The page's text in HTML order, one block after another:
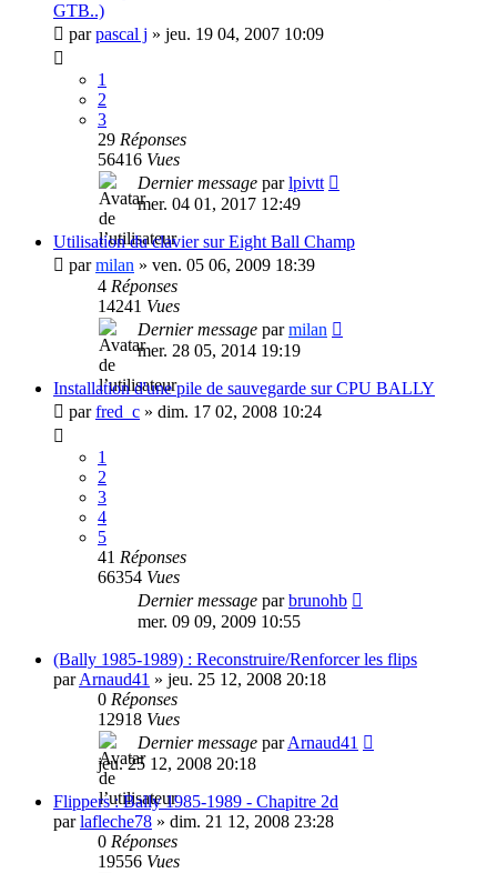
GTB..)
parpascal j » jeu. 19 04, 2007 10:09
1
2
3
29 Réponses
56416 Vues
Dernier message parlpivtt
mer. 04 01, 2017 12:49
Utilisation du clavier sur Eight Ball Champ
parmilan » ven. 05 06, 2009 18:39
4 Réponses
14241 Vues
Dernier message parmilan
mer. 28 05, 2014 19:19
Installation d'une pile de sauvegarde sur CPU BALLY
parfred_c » dim. 17 02, 2008 10:24
1
2
3
4
5
41 Réponses
66354 Vues
Dernier message parbrunohb
mer. 09 09, 2009 10:55
(Bally 1985-1989) : Reconstruire/Renforcer les flips
parArnaud41 » jeu. 25 12, 2008 20:18
0 Réponses
12918 Vues
Dernier message parArnaud41
jeu. 25 12, 2008 20:18
Flippers : Bally 1985-1989 - Chapitre 2d
parlafleche78 » dim. 21 12, 2008 23:28
0 Réponses
19556 Vues